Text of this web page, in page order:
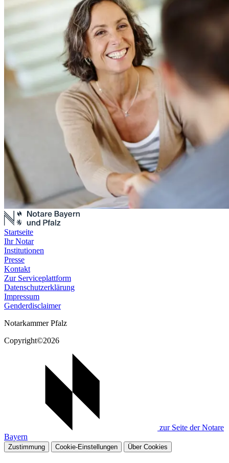
Startseite
Ihr Notar
Institutionen
Presse
Kontakt
Zur Serviceplattform
Datenschutzerklärung
Impressum
Genderdisclaimer
Notarkammer Pfalz
Copyright©2026
zur Seite der Notare
Bayern
Zustimmung Cookie-Einstellungen Über Cookies